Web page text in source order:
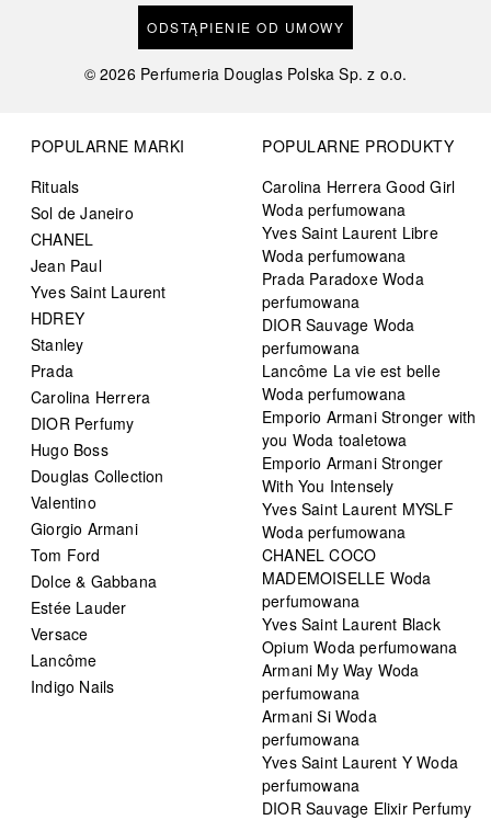
ODSTĄPIENIE OD UMOWY
©2026 Perfumeria Douglas Polska Sp. z o.o.
POPULARNE MARKI
Rituals
Sol de Janeiro
CHANEL
Jean Paul
Yves Saint Laurent
HDREY
Stanley
Prada
Carolina Herrera
DIOR Perfumy
Hugo Boss
Douglas Collection
Valentino
Giorgio Armani
Tom Ford
Dolce & Gabbana
Estée Lauder
Versace
Lancôme
Indigo Nails
POPULARNE PRODUKTY
Carolina Herrera Good Girl
Woda perfumowana
Yves Saint Laurent Libre
Woda perfumowana
Prada Paradoxe Woda
perfumowana
DIOR Sauvage Woda
perfumowana
Lancôme La vie est belle
Woda perfumowana
Emporio Armani Stronger with
you Woda toaletowa
Emporio Armani Stronger
With You Intensely
Yves Saint Laurent MYSLF
Woda perfumowana
CHANEL COCO
MADEMOISELLE Woda
perfumowana
Yves Saint Laurent Black
Opium Woda perfumowana
Armani My Way Woda
perfumowana
Armani Si Woda
perfumowana
Yves Saint Laurent Y Woda
perfumowana
DIOR Sauvage Elixir Perfumy